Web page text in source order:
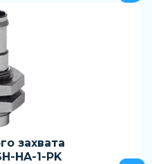
захвата
HA-1-PK